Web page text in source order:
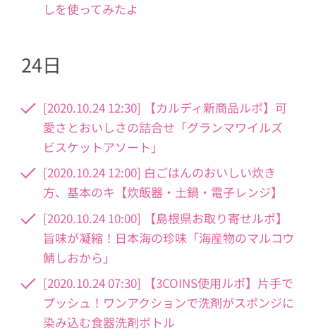
しを使ってみたよ
24日
[2020.10.24 12:30] 【カルディ新商品ルポ】可
愛さとおいしさの詰合せ「グランマワイルズ
ビスケットアソート」
[2020.10.24 12:00] 白ごはんのおいしい炊き
方、基本のキ【炊飯器・土鍋・電子レンジ】
[2020.10.24 10:00] 【島根県お取り寄せルポ】
旨味が凝縮！日本海の珍味「海産物のマルコウ
鯖しおから」
[2020.10.24 07:30] 【3COINS使用ルポ】片手で
プッシュ！ワンアクションで洗剤がスポンジに
染み込む食器洗剤ボトル